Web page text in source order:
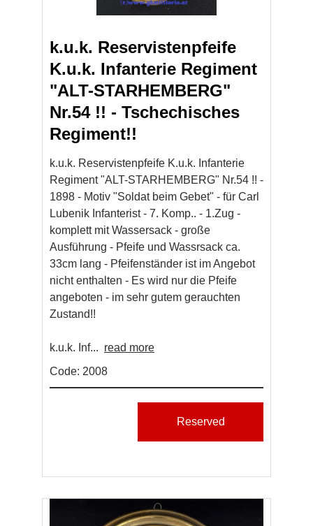
k.u.k. Reservistenpfeife
K.u.k. Infanterie Regiment
"ALT-STARHEMBERG"
Nr.54 !! - Tschechisches
Regiment!!
k.u.k. Reservistenpfeife K.u.k. Infanterie
Regiment "ALT-STARHEMBERG" Nr.54 !! -
1898 - Motiv "Soldat beim Gebet" - für Carl
Lubenik Infanterist - 7. Komp.. - 1.Zug -
komplett mit Wassersack - große
Ausführung - Pfeife und Wassrsack ca.
33cm lang - Pfeifenständer ist im Angebot
nicht enthalten - Es wird nur die Pfeife
angeboten - im sehr gutem gerauchten
Zustand!!
k.u.k. Inf... read more
Code: 2008
Reserved